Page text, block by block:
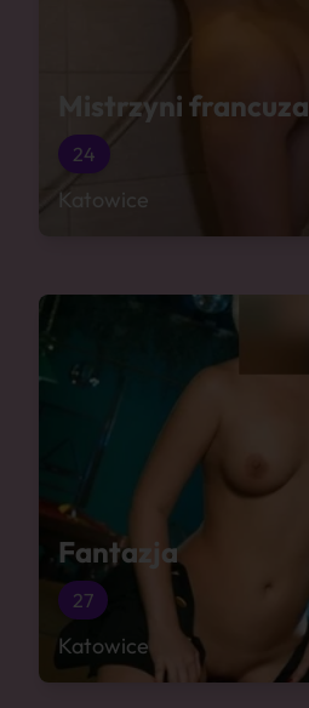
Mistrzyni francuza
24
Katowice
Fantazja
27
Katowice